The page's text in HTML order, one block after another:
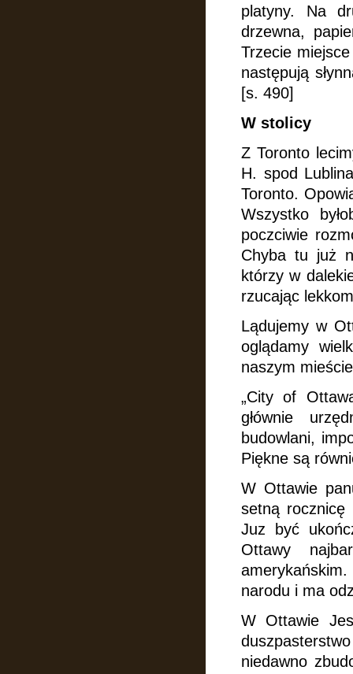
platyny. Na
drzewna,
Trzecie
następują
[s. 490]
W stolicy
Z Toronto
H. spod
Toronto.
Wszystko
poczciwie
Chyba tu już
którzy w
rzucając
Lądujemy w
oglądamy
naszym
„City of
głównie
budowlani,
Piękne są
W Ottawie
setną rocznicę
Juz być
Ottawy
narodu i ma
W Ottawie
niedawno